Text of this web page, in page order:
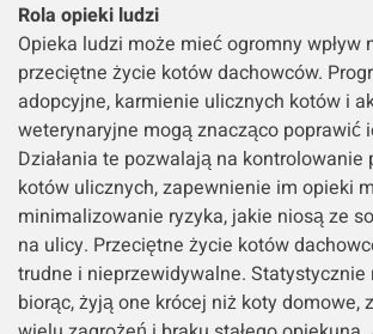
Rola opieki ludzi
Opieka ludzi może mieć ogromny wpływ
przeciętne życie kotów dachowców.
adopcyjne, karmienie ulicznych kotów i
weterynaryjne mogą znacząco poprawić
Działania te pozwalają na kontrolowanie
kotów ulicznych, zapewnienie im opieki
minimalizowanie ryzyka, jakie niosą ze
na ulicy. Przeciętne życie kotów
trudne i nieprzewidywalne. Statystycznie
biorąc, żyją one krócej niż koty domowe,